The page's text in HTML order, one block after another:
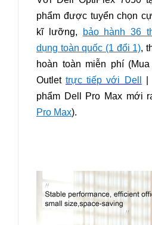
phẩm được tuyển chọn
kĩ lưỡng,
bảo hành 36
dụng toàn quốc (1 đổi 1),
hoàn toàn miễn phí (Mua
Outlettrực tiếp với Dell
|
phẩm Dell Pro Max mới
Pro Max).